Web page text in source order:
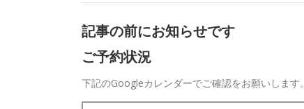
記事の前にお知らせです
ご予約状況
下記のGoogleカレンダーでご確認をお願いします。